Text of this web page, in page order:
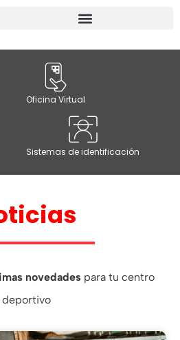
Oficina Virtual
Sistemas de identificación
novedades para tu centro
deportivo